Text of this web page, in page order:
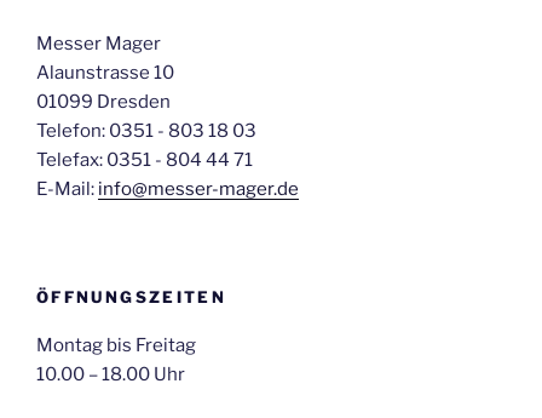
Messer Mager
Alaunstrasse 10
01099 Dresden
Telefon: 0351 - 803 18 03
Telefax: 0351 - 804 44 71
E-Mail: info@messer-mager.de
ÖFFNUNGSZEITEN
Montag bis Freitag
10.00 – 18.00 Uhr